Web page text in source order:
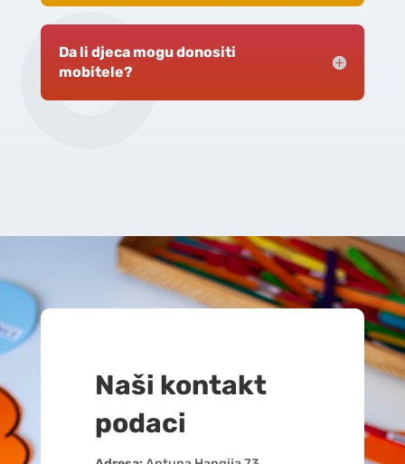
Da li djeca mogu donositi
mobitele?
Naši kontakt
podaci